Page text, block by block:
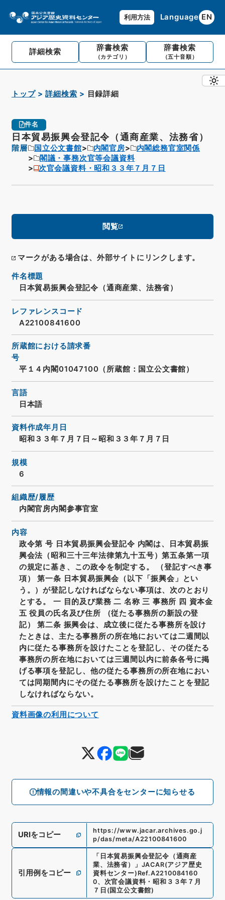
利用方法 Language EN
詳細検索 辞書検索
（カテゴリ）
辞書検索
（五十音順）
トップ 詳細検索 目録詳細
件名
日本貿易振興会登記令（通商産業、法務省）
階層 国立公文書館 内閣官房
内閣総務官室関係
閣議・事務次官等会議資料
次官会議資料・昭和３３年７月７日
閲覧
マークがある場合は、外部サイトにリンクします。
情報の間違いや不具合をセンターに知らせる
件名標題
日本貿易振興会登記令（通商産業、法務省）
レファレンスコード
A22100841600
所蔵館における請求番
号
平１４内閣01047100（所蔵館：国立公文書館）
言語
日本語
資料作成年月日
昭和３３年７月７日～昭和３３年７月７日
規模
6
組織歴/履歴
内閣官房内閣参事官室
内容
政令第 号 日本貿易振興会登記令 内閣は、日本貿易振
興会法（昭和三十三年法律第九十五号）第五条第一項
の規定に基き、この政令を制定する。 （登記すべき事
項） 第一条 日本貿易振興会（以下「振興会」とい
う。）が登記しなければならない事項は、次のとおり
とする。 一 目的及び業務 二 名称 三 事務所 四 資本金
五 役員の氏名及び住所 （従たる事務所の新設の登
記） 第二条 振興会は、成立後に従たる事務所を設け
たときは、主たる事務所の所在地においては二週間以
内に従たる事務所を設けたことを登記し、その従たる
事務所の所在地においては三週間以内に前条各号に掲
げる事項を登記し、他の従たる事務所の所在地におい
ては同期間内にその従たる事務所を設けたことを登記
しなければならない。
URIをコピー
https://www.jacar.archives.go.j
p/das/meta/A22100841600
引用例をコピー
「 日本貿易振興会登記令（通商産
業、法務省）
」 JACAR(アジア歴史
資料センター) Ref.A2210084160
0、 次官会議資料・昭和３３年７月
７日 (国立公文書館)
資料画像の利用について